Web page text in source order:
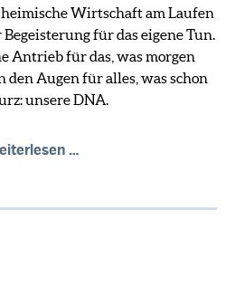
Wirtschaft am Laufen
für das eigene Tun.
Antrieb für das, was morgen
den Augen für alles, was schon
unsere DNA.
…Herzblut,
die